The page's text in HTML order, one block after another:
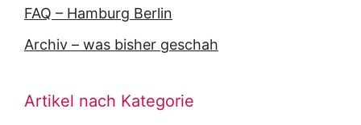
FAQ – Hamburg Berlin
Archiv – was bisher geschah
Artikel nach Kategorie